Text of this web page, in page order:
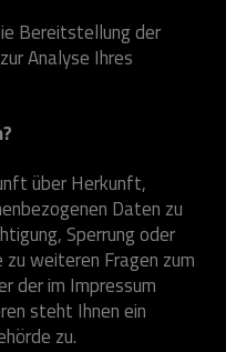
Bereitstellung der
Analyse Ihres
über Herkunft,
Daten zu
Sperrung oder
weiteren Fragen zum
der im Impressum
steht Ihnen ein
zu.